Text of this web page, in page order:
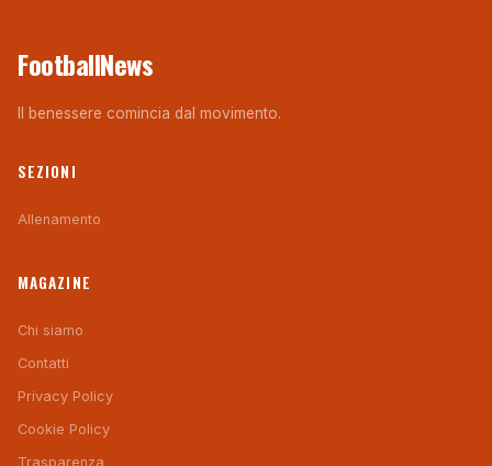
FootballNews
Il benessere comincia dal movimento.
SEZIONI
Allenamento
MAGAZINE
Chi siamo
Contatti
Privacy Policy
Cookie Policy
Trasparenza